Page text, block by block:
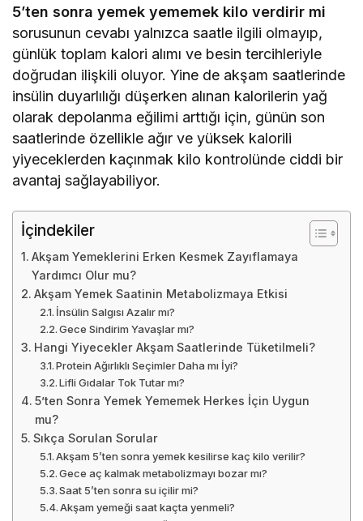
5’ten sonra yemek yememek kilo verdirir mi
sorusunun cevabı yalnızca saatle ilgili olmayıp,
günlük toplam kalori alımı ve besin tercihleriyle
doğrudan ilişkili oluyor. Yine de akşam saatlerinde
insülin duyarlılığı düşerken alınan kalorilerin yağ
olarak depolanma eğilimi arttığı için, günün son
saatlerinde özellikle ağır ve yüksek kalorili
yiyeceklerden kaçınmak kilo kontrolünde ciddi bir
avantaj sağlayabiliyor.
İçindekiler
Akşam Yemeklerini Erken Kesmek Zayıflamaya
Yardımcı Olur mu?
Akşam Yemek Saatinin Metabolizmaya Etkisi
İnsülin Salgısı Azalır mı?
Gece Sindirim Yavaşlar mı?
Hangi Yiyecekler Akşam Saatlerinde Tüketilmeli?
Protein Ağırlıklı Seçimler Daha mı İyi?
Lifli Gıdalar Tok Tutar mı?
5’ten Sonra Yemek Yememek Herkes İçin Uygun
mu?
Sıkça Sorulan Sorular
Akşam 5’ten sonra yemek kesilirse kaç kilo verilir?
Gece aç kalmak metabolizmayı bozar mı?
Saat 5’ten sonra su içilir mi?
Akşam yemeği saat kaçta yenmeli?